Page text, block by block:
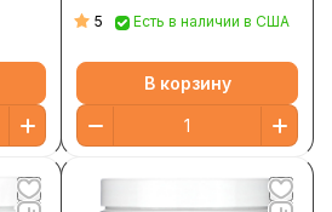
протонная плазма, 358 г
5 Есть в наличии в США
В корзину